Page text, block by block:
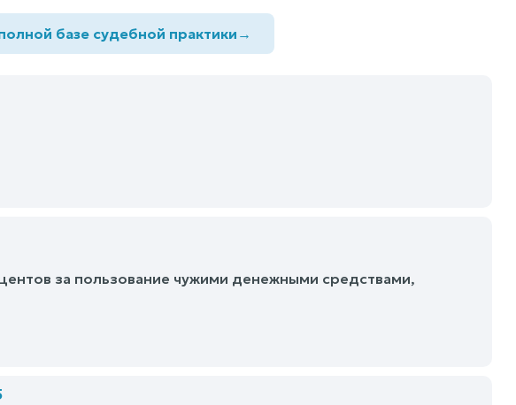
базе судебной практики→
за пользование чужими денежными средствами,